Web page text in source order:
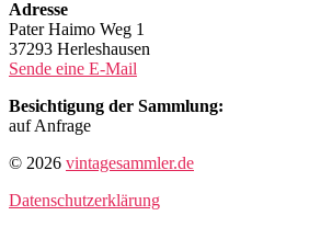
Adresse
Pater Haimo Weg 1
37293 Herleshausen
Sende eine E-Mail
Besichtigung der Sammlung:
auf Anfrage
© 2026 vintagesammler.de
Datenschutzerklärung